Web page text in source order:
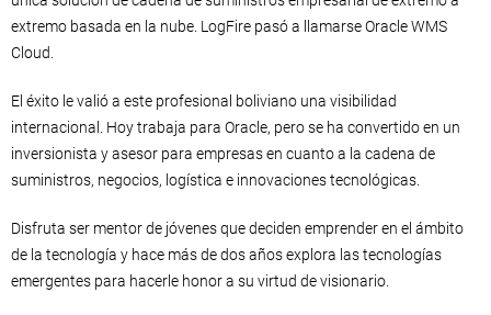
extremo basada en la nube. LogFire pasó a llamarse Oracle WMS
Cloud.
El éxito le valió a este profesional boliviano una visibilidad
internacional. Hoy trabaja para Oracle, pero se ha convertido en un
inversionista y asesor para empresas en cuanto a la cadena de
suministros, negocios, logística e innovaciones tecnológicas.
Disfruta ser mentor de jóvenes que deciden emprender en el ámbito
de la tecnología y hace más de dos años explora las tecnologías
emergentes para hacerle honor a su virtud de visionario.